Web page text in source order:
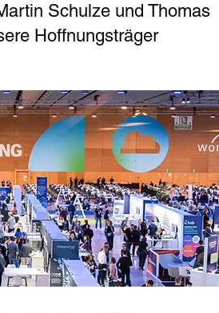
Schulze und Thomas
Hoffnungsträger